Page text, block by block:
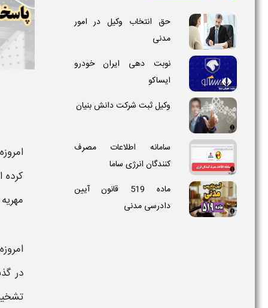
مهریه
امروزه
در
حق انتخاب وکیل در امور
مدنی
نوبت دهی ایران خودرو
ایساکو
وکیل ثبت شرکت دانش بنیان
سامانه اطلاعات مصرف
کنندگان انرژی ساما
ماده 519 قانون آیین
دادرسی مدنی